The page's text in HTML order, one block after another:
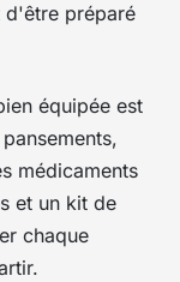
d'être préparé
équipée est
médicaments
et un kit de
chaque